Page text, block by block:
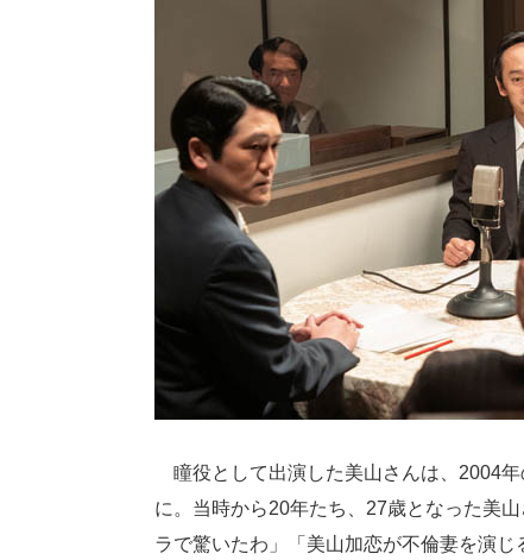
瞳役として出演した美山さんは、2004
に。当時から20年たち、27歳となった美
ラで驚いたわ」「美山加恋が不倫妻を演